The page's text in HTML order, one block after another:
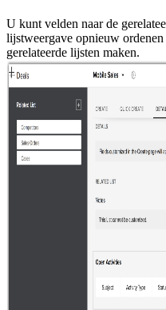
U kunt velden naar de
lijstweergave opnieuw
gerelateerde lijsten maken.